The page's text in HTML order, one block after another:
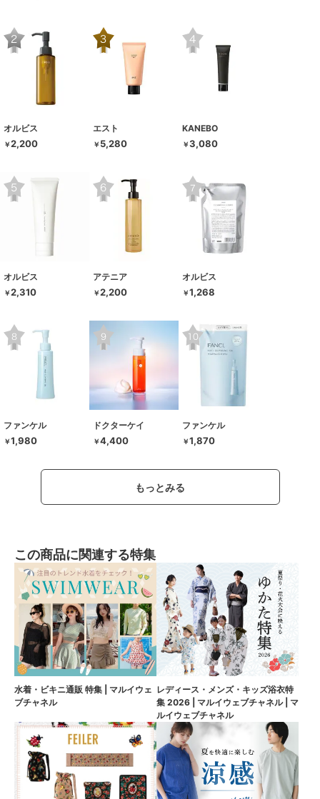
オルビス
￥2,200
エスト
￥ 5,280
KANEBO
￥3,080
オルビス
￥2,310
アテニア
￥2,200
オルビス
￥1,268
ファンケル
￥1,980
ドクターケイ
￥4,400
ファンケル
￥1,870
もっとみる
この商品に関連する特集
水着・ビキニ通販 特集 | マルイウェ
ブチャネル
レディース・メンズ・キッズ浴衣特
集 2026 | マルイウェブチャネル | マ
ルイウェブチャネル